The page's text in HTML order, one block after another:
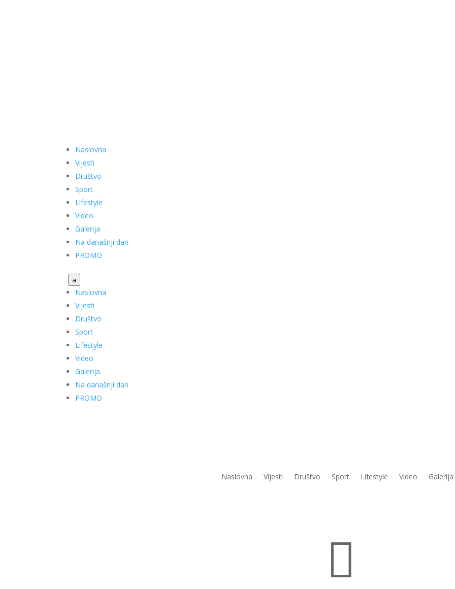
Naslovna
Vijesti
Društvo
Sport
Lifestyle
Video
Galerija
Na današnji dan
PROMO
a
Naslovna
Vijesti
Društvo
Sport
Lifestyle
Video
Galerija
Na današnji dan
PROMO
Naslovna Vijesti Društvo Sport Lifestyle Video Galerija
